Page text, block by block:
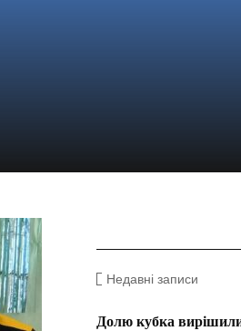
Недавні записи
Долю кубка